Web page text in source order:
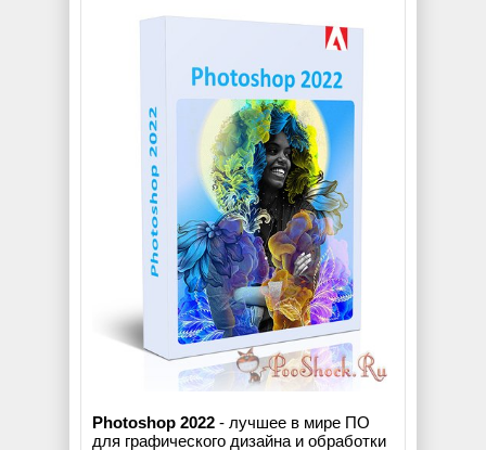
Photoshop 2022 - лучшее в мире ПО
для графического дизайна и обработки